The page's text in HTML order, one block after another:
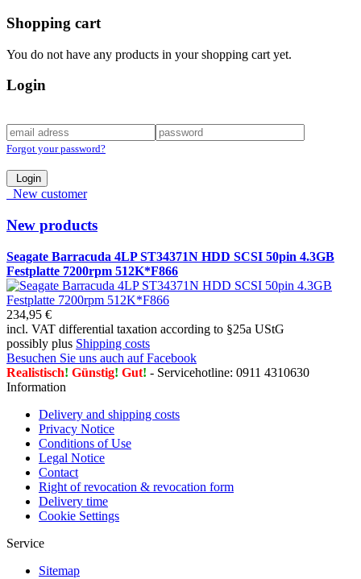
Shopping cart
You do not have any products in your shopping cart yet.
Login
Forgot your password?
Login
New customer
New products
Seagate Barracuda 4LP ST34371N HDD SCSI 50pin 4.3GB
Festplatte 7200rpm 512K*F866
234,95 €
incl. VAT differential taxation according to §25a UStG
possibly plus Shipping costs
Besuchen Sie uns auch auf Facebook
Realistisch! Günstig! Gut! - Servicehotline: 0911 4310630
Information
Delivery and shipping costs
Privacy Notice
Conditions of Use
Legal Notice
Contact
Right of revocation & revocation form
Delivery time
Cookie Settings
Service
Sitemap